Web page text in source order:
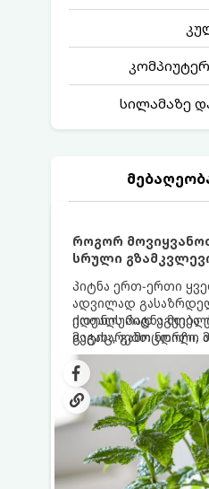
სილამაზე
როგორ
სრული
პიტნა ერთ-ერთი
ადვილად
იდეალურად ეგუება
მეტიც, გამოცდილი
პიტნა მხოლოდ
ღია გრუნტში (ბაღში)
ძალიან სწრაფად
მცენარეებს
ქოთნის პიტნა
გაგახარებთ
ჩაის, ლიმონათისა